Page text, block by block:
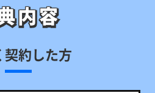
内容
内容
契約した方